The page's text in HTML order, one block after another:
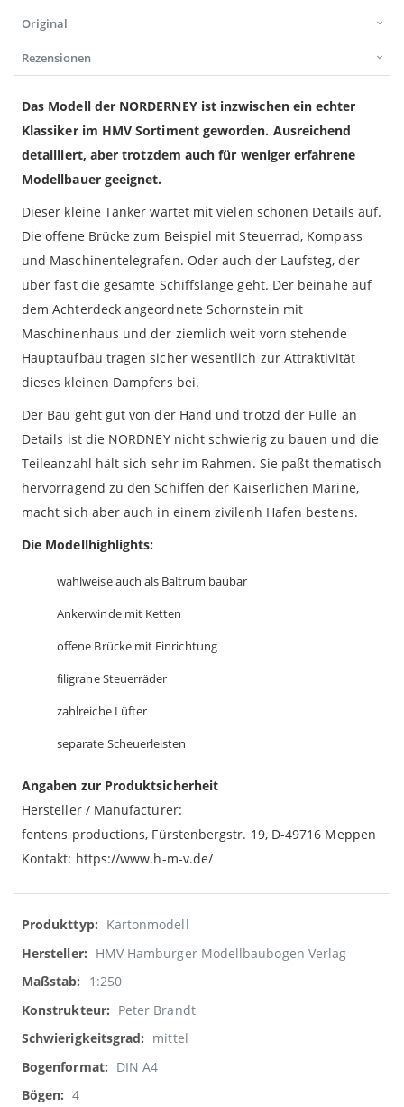
Original
Rezensionen
Das Modell der NORDERNEY ist inzwischen ein echter
Klassiker im HMV Sortiment geworden. Ausreichend
detailliert, aber trotzdem auch für weniger erfahrene
Modellbauer geeignet.
Dieser kleine Tanker wartet mit vielen schönen Details auf.
Die offene Brücke zum Beispiel mit Steuerrad, Kompass
und Maschinentelegrafen. Oder auch der Laufsteg, der
über fast die gesamte Schiffslänge geht. Der beinahe auf
dem Achterdeck angeordnete Schornstein mit
Maschinenhaus und der ziemlich weit vorn stehende
Hauptaufbau tragen sicher wesentlich zur Attraktivität
dieses kleinen Dampfers bei.
Der Bau geht gut von der Hand und trotzd der Fülle an
Details ist die NORDNEY nicht schwierig zu bauen und die
Teileanzahl hält sich sehr im Rahmen. Sie paßt thematisch
hervorragend zu den Schiffen der Kaiserlichen Marine,
macht sich aber auch in einem zivilenh Hafen bestens.
Die Modellhighlights:
wahlweise auch als Baltrum baubar
Ankerwinde mit Ketten
offene Brücke mit Einrichtung
filigrane Steuerräder
zahlreiche Lüfter
separate Scheuerleisten
Angaben zur Produktsicherheit
Hersteller / Manufacturer:
fentens productions, Fürstenbergstr. 19, D-49716 Meppen
Kontakt: https://www.h-m-v.de/
Weitere
Informationen
Kartonmodell
HMV Hamburger Modellbaubogen Verlag
1:250
Peter Brandt
mittel
DIN A4
4